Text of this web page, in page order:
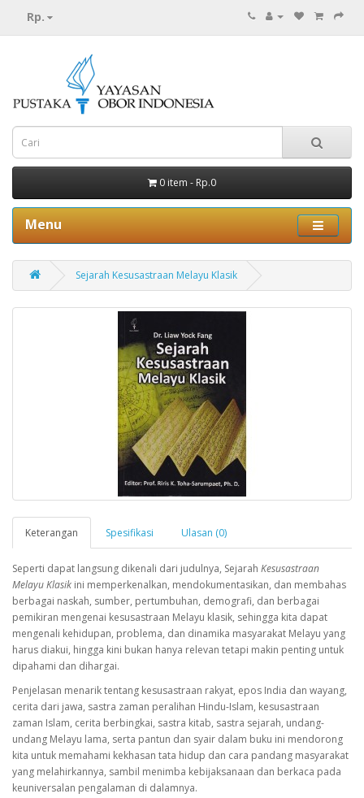
Rp.
0 item - Rp.0
Menu
Sejarah Kesusastraan Melayu Klasik
Keterangan Spesifikasi Ulasan (0)
Seperti dapat langsung dikenali dari judulnya, Sejarah Kesusastraan
Melayu Klasik ini memperkenalkan, mendokumentasikan, dan membahas
berbagai naskah, sumber, pertumbuhan, demografi, dan berbagai
pemikiran mengenai kesusastraan Melayu klasik, sehingga kita dapat
mengenali kehidupan, problema, dan dinamika masyarakat Melayu yang
harus diakui, hingga kini bukan hanya relevan tetapi makin penting untuk
dipahami dan dihargai.
Penjelasan menarik tentang kesusastraan rakyat, epos India dan wayang,
cerita dari jawa, sastra zaman peralihan Hindu-Islam, kesusastraan
zaman Islam, cerita berbingkai, sastra kitab, sastra sejarah, undang-
undang Melayu lama, serta pantun dan syair dalam buku ini mendorong
kita untuk memahami kekhasan tata hidup dan cara pandang masyarakat
yang melahirkannya, sambil menimba kebijaksanaan dan berkaca pada
keuniversalan pengalaman di dalamnya.